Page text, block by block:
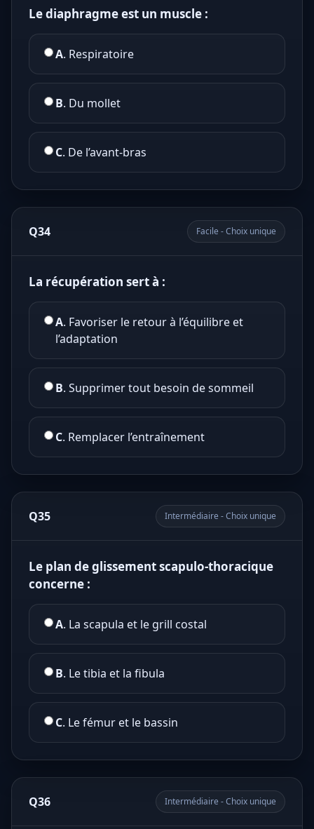
Le diaphragme est un muscle :
A. Respiratoire
B. Du mollet
C. De l’avant-bras
Q34 Facile - Choix unique
La récupération sert à :
A. Favoriser le retour à l’équilibre et
l’adaptation
B. Supprimer tout besoin de sommeil
C. Remplacer l’entraînement
Q35 Intermédiaire - Choix unique
Le plan de glissement scapulo-thoracique
concerne :
A. La scapula et le grill costal
B. Le tibia et la fibula
C. Le fémur et le bassin
Q36 Intermédiaire - Choix unique